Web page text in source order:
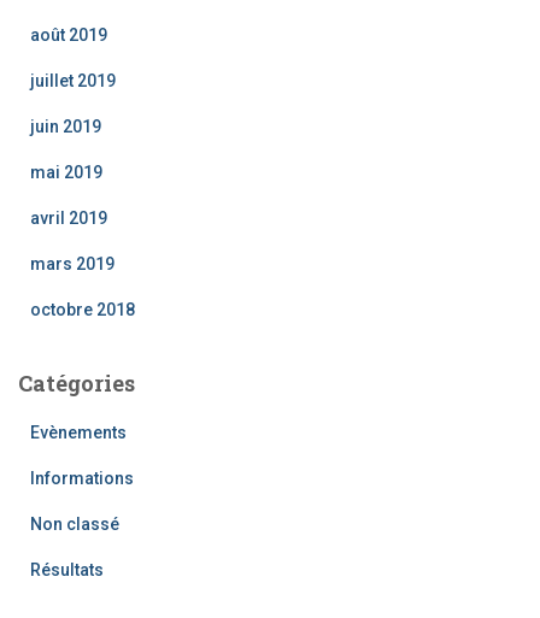
août 2019
juillet 2019
juin 2019
mai 2019
avril 2019
mars 2019
octobre 2018
Catégories
Evènements
Informations
Non classé
Résultats